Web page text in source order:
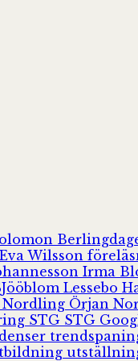
Eva Wilsson
Irma
Lessebo
Nordling Örjan
STG STG